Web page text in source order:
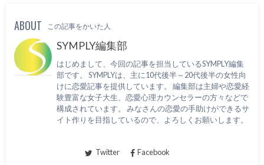
ABOUT この記事をかいた人
SYMPLY編集部
はじめまして、今回の記事を担当しているSYMPLY編集
部です。 SYMPLYは、主に10代後半～20代後半の女性向
けに恋愛記事を提供しています。 編集部は主婦や恋愛経
験豊富な女子大生、恋愛心理カウンセラーの方々などで
構成されています。 みなさんの恋愛の手助けができるサ
イト作りを目指しているので、よろしくお願いします。
Twitter Facebook